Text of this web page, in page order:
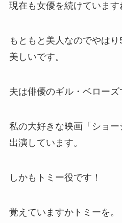
現在も女優を続けています
もともと美人なのでやは
美しいです。
夫は俳優のギル・ベローズ
私の大好きな映画「ショ
出演しています。
しかもトミー役です！
覚えていますかトミーを。